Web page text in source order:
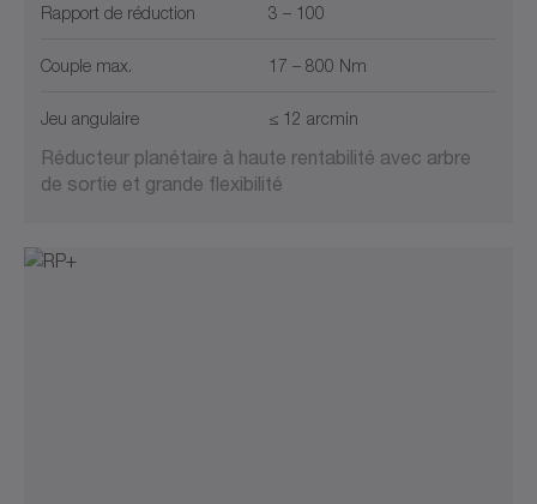
Rapport de réduction 3 – 100
Couple max. 17 – 800 Nm
Jeu angulaire ≤ 12 arcmin
Réducteur planétaire à haute rentabilité avec arbre
de sortie et grande flexibilité